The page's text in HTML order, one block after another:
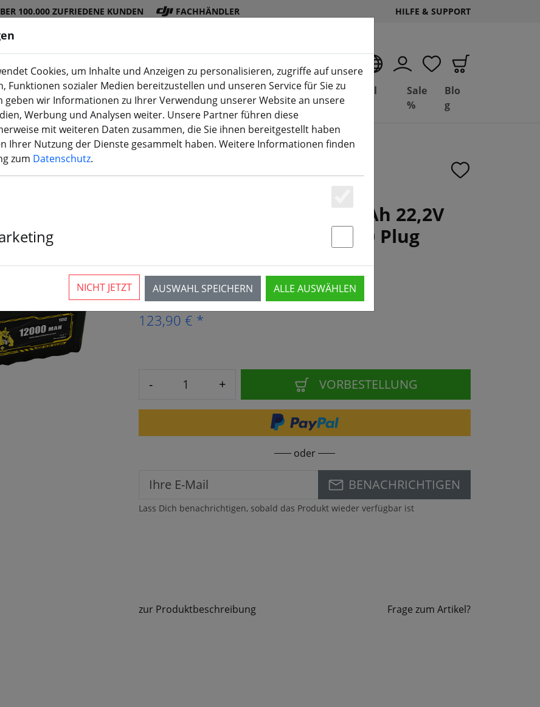
100.000 ZUFRIEDENE KUNDEN FACHHÄNDLER HILFE & SUPPORT
DJI
Shop
Akku
s
Propelle
r
Zubehö
r
3D
Druck(aktuelle Seite)
Deal
Depot
Basil
Sale
%
Blo
g
Dogcom Batterie 12000mAh 22,2V
6S3P 10C Li-ion Akku XT90 Plug
Derzeit vergriffen - bald wieder lieferbar
123,90 € *
- + VORBESTELLUNG
oder
BENACHRICHTIGEN
Lass Dich benachrichtigen, sobald das Produkt wieder verfügbar ist
zur Produktbeschreibung Frage zum Artikel?
Cookies, um Inhalte und Anzeigen zu personalisieren, zugriffe auf unsere
Funktionen sozialer Medien bereitzustellen und unseren Service für Sie zu
wir Informationen zu Ihrer Verwendung unserer Website an unsere
Werbung und Analysen weiter. Unsere Partner führen diese
mit weiteren Daten zusammen, die Sie ihnen bereitgestellt haben
Ihrer Nutzung der Dienste gesammelt haben. Weitere Informationen finden
zum Datenschutz.
Essenziell
Statstik & Marketing
AUSWAHL SPEICHERN ALLE AUSWÄHLEN
NICHT JETZT